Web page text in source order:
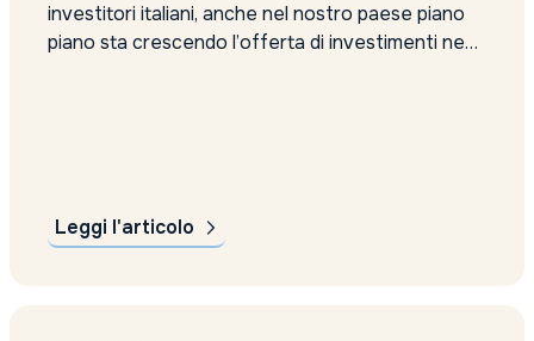
investitori italiani, anche nel nostro paese piano
piano sta crescendo l’offerta di investimenti negli
Leggi l'articolo